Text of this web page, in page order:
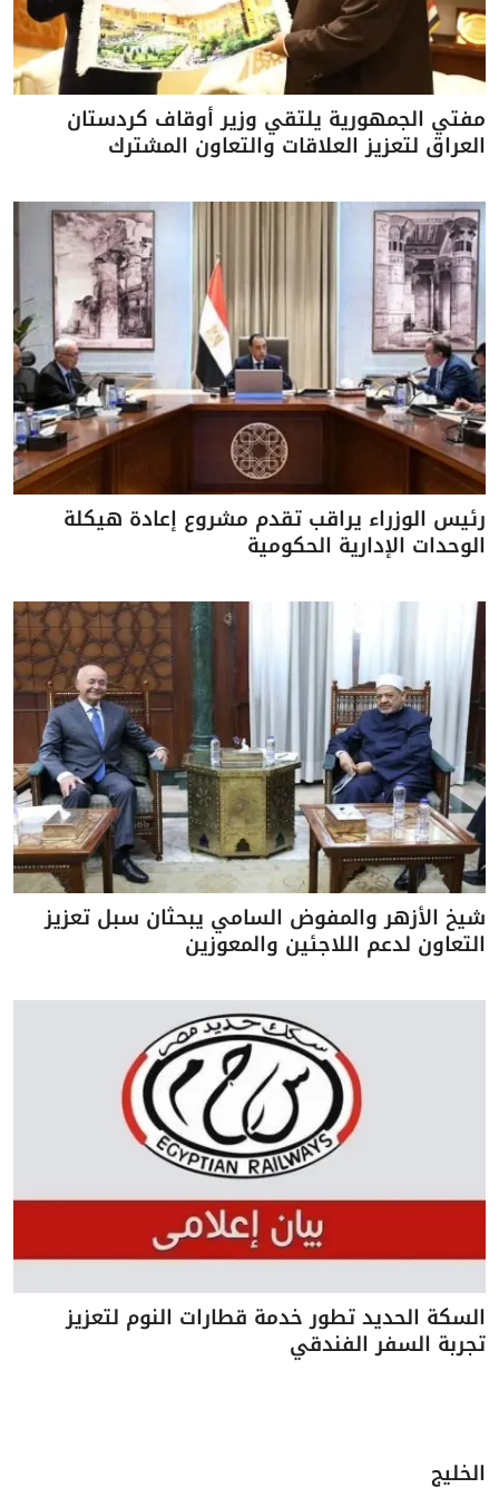
مفتي الجمهورية يلتقي وزير أوقاف كردستان
العراق لتعزيز العلاقات والتعاون المشترك
رئيس الوزراء يراقب تقدم مشروع إعادة هيكلة
الوحدات الإدارية الحكومية
شيخ الأزهر والمفوض السامي يبحثان سبل تعزيز
التعاون لدعم اللاجئين والمعوزين
السكة الحديد تطور خدمة قطارات النوم لتعزيز
تجربة السفر الفندقي
الخليج